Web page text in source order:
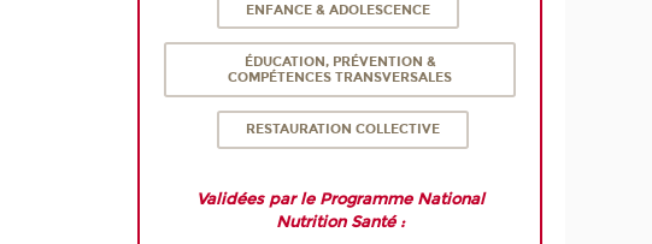
ENFANCE & ADOLESCENCE
ÉDUCATION, PRÉVENTION &
COMPÉTENCES TRANSVERSALES
RESTAURATION COLLECTIVE
Validées par le Programme National
Nutrition Santé :